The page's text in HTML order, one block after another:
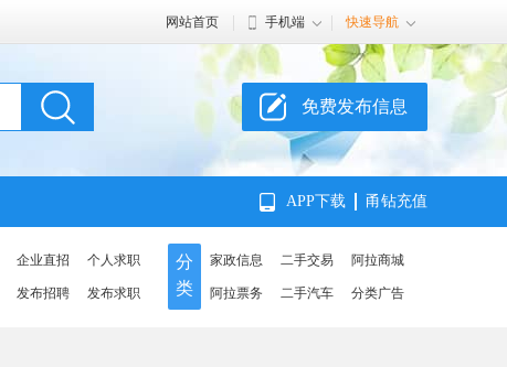
网站首页 手机端 快速导航
免费发布信息
APP下载 甬钻充值
企业直招 个人求职
发布招聘 发布求职
分
类
家政信息 二手交易 阿拉商城
阿拉票务 二手汽车 分类广告